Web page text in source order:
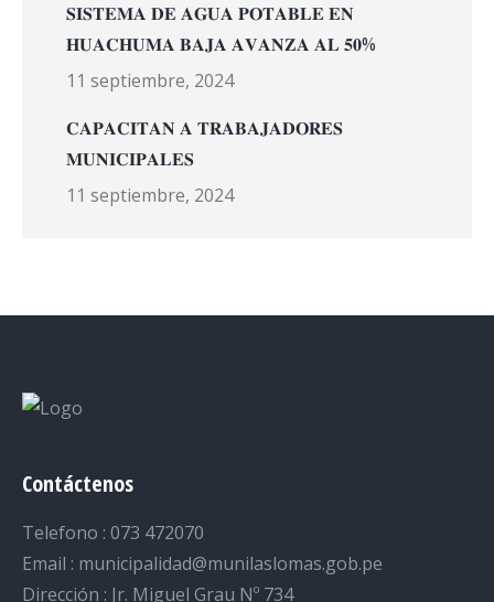
𝐒𝐈𝐒𝐓𝐄𝐌𝐀 𝐃𝐄 𝐀𝐆𝐔𝐀 𝐏𝐎𝐓𝐀𝐁𝐋𝐄 𝐄𝐍
𝐇𝐔𝐀𝐂𝐇𝐔𝐌𝐀 𝐁𝐀𝐉𝐀 𝐀𝐕𝐀𝐍𝐙𝐀 𝐀𝐋 𝟓𝟎%
11 septiembre, 2024
𝐂𝐀𝐏𝐀𝐂𝐈𝐓𝐀𝐍 𝐀 𝐓𝐑𝐀𝐁𝐀𝐉𝐀𝐃𝐎𝐑𝐄𝐒
𝐌𝐔𝐍𝐈𝐂𝐈𝐏𝐀𝐋𝐄𝐒
11 septiembre, 2024
Contáctenos
Telefono : 073 472070
Email : municipalidad@munilaslomas.gob.pe
Dirección : Jr. Miguel Grau Nº 734